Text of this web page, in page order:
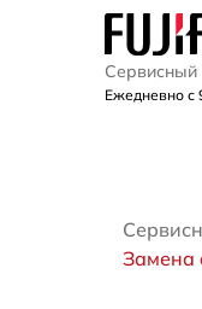
Сервисный
Ежедневно с
Замена